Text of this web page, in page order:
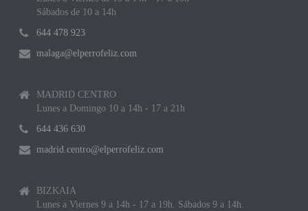
Sábados de 10 a 14h
644 478 923
malaga@elperrofeliz.com
MADRID CENTRO
Lunes a Domingo 10 a 14h - 17 a 21h
644 436 630
madrid.centro@elperrofeliz.com
BIZKAIA
Lunes a Viernes 9 a 14h - 17 a 19h. Sábados 9 a 14h.